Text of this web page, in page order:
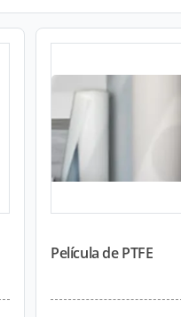
Película de PTFE